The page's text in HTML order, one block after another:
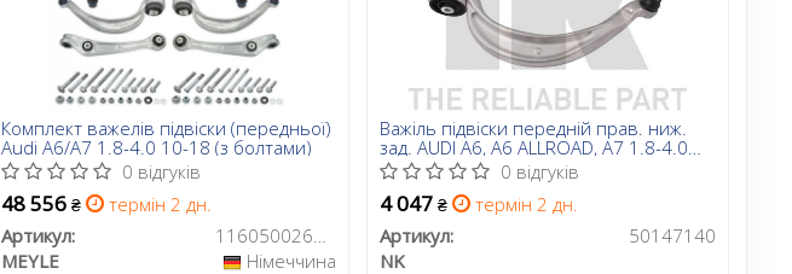
Комплект важелів підвіски (передньої)
Audi A6/A7 1.8-4.0 10-18 (з болтами)
0 відгуків
48 556 ₴
термін 2 дн.
Артикул:
1160500263/HD
MEYLE
Німеччина
Важіль підвіски передній прав. ниж.
зад. AUDI A6, A6 ALLROAD, A7 1.8-4.0
10.10-09.18
0 відгуків
4 047₴
термін 2 дн.
Артикул:
50147140
NK